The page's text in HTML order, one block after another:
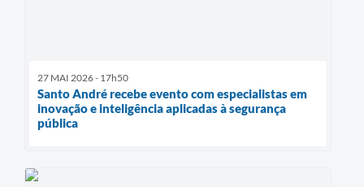
27 MAI 2026 - 17h50
Santo André recebe evento com especialistas em
inovação e inteligência aplicadas à segurança
pública